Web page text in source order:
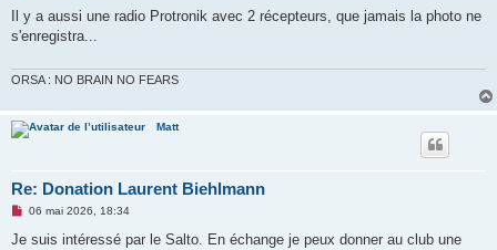
s
s
a
n
l
u
Il y a aussi une radio Protronik avec 2 récepteurs, que jamais la photo ne
s'enregistra...
ORSA : NO BRAIN NO FEARS
Matt
Re: Donation Laurent Biehlmann
M
s
06 mai 2026, 18:34
Je suis intéressé par le Salto. En échange je peux donner au club une